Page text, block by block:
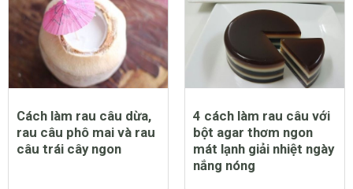
Cách làm rau câu dừa,
rau câu phô mai và rau
câu trái cây ngon
4 cách làm rau câu với
bột agar thơm ngon
mát lạnh giải nhiệt ngày
nắng nóng